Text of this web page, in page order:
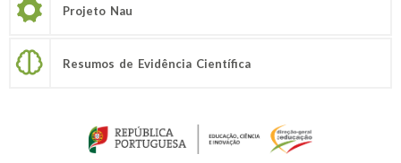
Projeto Nau
Resumos de Evidência Científica